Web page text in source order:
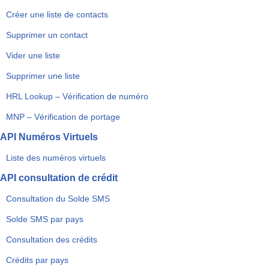
Créer une liste de contacts
Supprimer un contact
Vider une liste
Supprimer une liste
HRL Lookup – Vérification de numéro
MNP – Vérification de portage
API Numéros Virtuels
Liste des numéros virtuels
API consultation de crédit
Consultation du Solde SMS
Solde SMS par pays
Consultation des crédits
Crédits par pays